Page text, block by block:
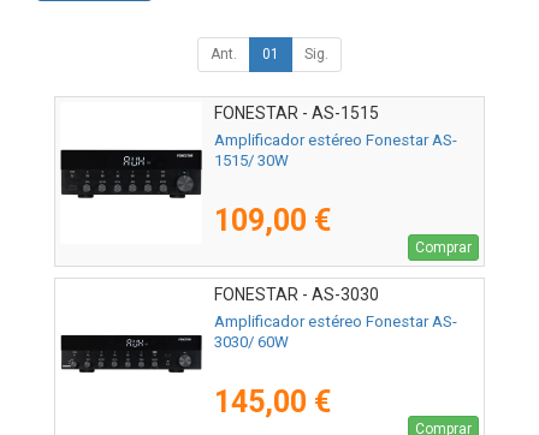
Ant. 01 Sig.
FONESTAR - AS-1515
Amplificador estéreo Fonestar AS-
1515/ 30W
109,00 €
Comprar
FONESTAR - AS-3030
Amplificador estéreo Fonestar AS-
3030/ 60W
145,00 €
Comprar